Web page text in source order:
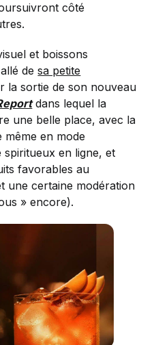
côté
et boissons
desa petite
la sortie de son nouveau
dans lequel la
une belle place, avec la
même en mode
spiritueux en ligne, et
favorables au
une certaine modération
» encore).